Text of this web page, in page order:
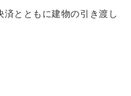
とともに建物の引き渡し